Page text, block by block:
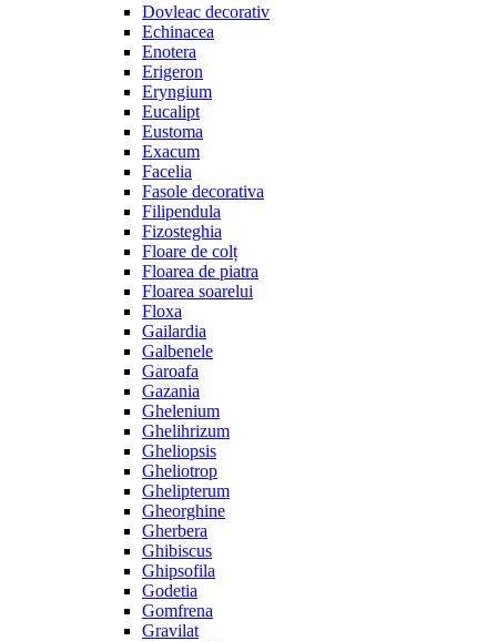
Dovleac decorativ
Echinacea
Enotera
Erigeron
Eryngium
Eucalipt
Eustoma
Exacum
Facelia
Fasole decorativa
Filipendula
Fizosteghia
Floare de colț
Floarea de piatra
Floarea soarelui
Floxa
Gailardia
Galbenele
Garoafa
Gazania
Ghelenium
Ghelihrizum
Gheliopsis
Gheliotrop
Ghelipterum
Gheorghine
Gherbera
Ghibiscus
Ghipsofila
Godetia
Gomfrena
Gravilat